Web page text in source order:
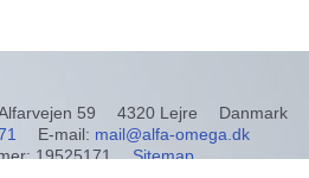
59 4320 Lejre
Danmark
E-mail: mail@alfa-omega.dk
:19525171 Sitemap